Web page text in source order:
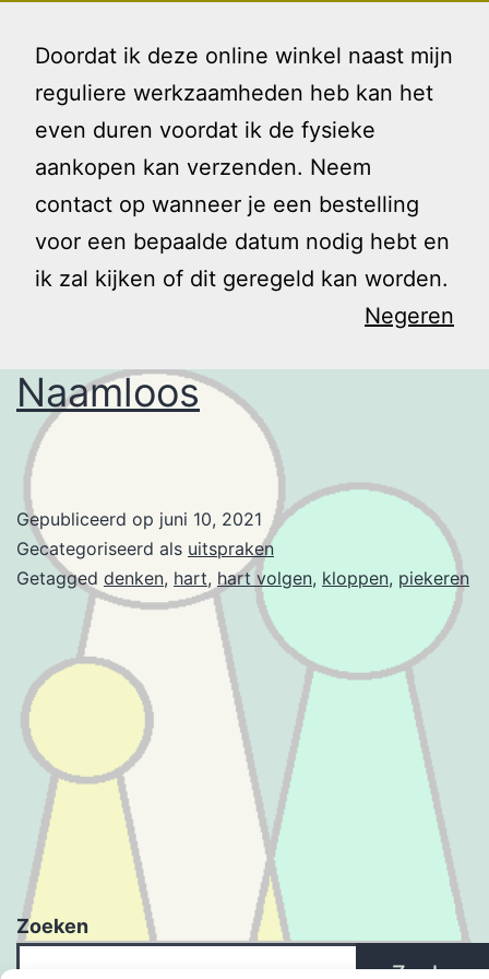
Doordat ik deze online winkel naast mijn
reguliere werkzaamheden heb kan het
even duren voordat ik de fysieke
aankopen kan verzenden. Neem
contact op wanneer je een bestelling
voor een bepaalde datum nodig hebt en
ik zal kijken of dit geregeld kan worden.
Negeren
naar
inhoud
Gezin
Tag:kloppen
Naamloos
Gepubliceerd op juni 10, 2021
Gecategoriseerd als uitspraken
Getagged denken, hart, hart volgen, kloppen, piekeren
Zoeken